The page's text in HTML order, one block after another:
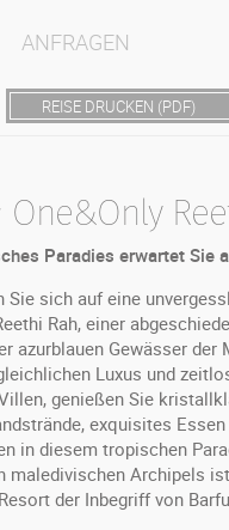
ANFRAGEN
REISE DRUCKEN (PDF)
Paradies erwartet Sie
Sie sich auf eine
Rah, einer
azurblauen Gewässer der
Luxus und
genießen Sie
exquisites
in diesem tropischen
maledivischen Archipels
Resort der Inbegriff von